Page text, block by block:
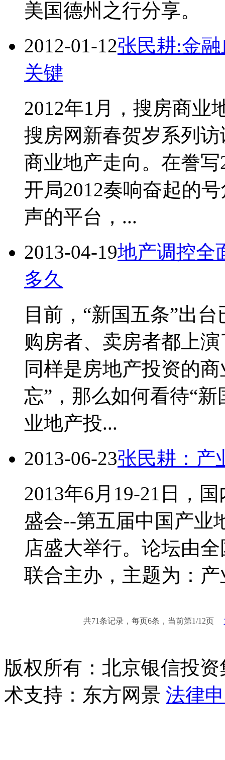
美国德州之行分享。
2012-01-12张民耕:金
关键
2012年1月，搜房商
搜房网新春贺岁系列
商业地产走向。在誊
开局2012奏响奋起的
声的平台，...
2013-04-19地产调控全
多久
目前，“新国五条”出
购房者、卖房者都上
同样是房地产投资的
忘”，那么如何看待“
业地产投...
2013-06-23张民耕：产
2013年6月19-21日，
盛会--第五届中国产业
店盛大举行。论坛由
联合主办，主题为：
共71条记录，每页6条，当前第1/12页
版权所有：北京银信投资
术支持：东方网景 法律